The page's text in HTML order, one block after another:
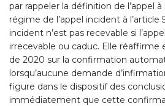
par rappeler la définition de l’appel à
régime de l’appel incident à l’article
incident n’est pas recevable si
irrecevable ou caduc. Elle réaffirme
de 2020 sur la confirmation
lorsqu’aucune demande
figure dans le dispositif des
immédiatement que cette